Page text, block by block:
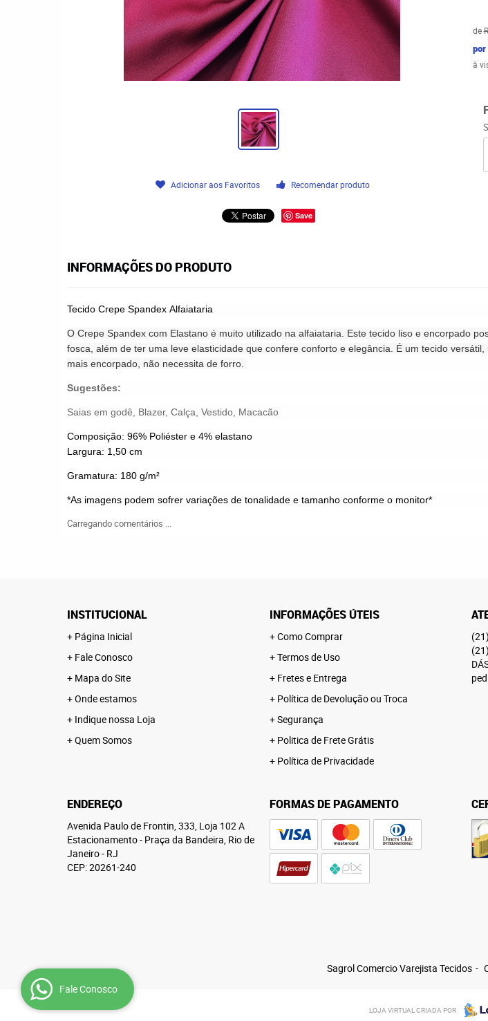
Adicionar aos Favoritos Recomendar produto
Save
de
por
à
INFORMAÇÕES DO PRODUTO
Tecido Crepe Spandex Alfaiataria
O Crepe Spandex com Elastano é muito utilizado na alfaiataria. Este tecido liso e encorpado
fosca, além de ter uma leve elasticidade que confere conforto e elegância. É um tecido
mais encorpado, não necessita de forro.
Sugestões:
Saias em godê, Blazer, Calça, Vestido, Macacão
Composição: 96% Poliéster e 4% elastano
Largura: 1,50 cm
Gramatura: 180 g/m²
*As imagens podem sofrer variações de tonalidade e tamanho conforme o monitor*
Carregando comentários ...
INSTITUCIONAL
Página Inicial
Fale Conosco
Mapa do Site
Onde estamos
Indique nossa Loja
Quem Somos
INFORMAÇÕES ÚTEIS
Como Comprar
Termos de Uso
Fretes e Entrega
Política de Devolução ou Troca
Segurança
Politica de Frete Grátis
Política de Privacidade
(21)
(21)
ENDEREÇO
Avenida Paulo de Frontin, 333, Loja 102 A
Estacionamento- Praça da Bandeira, Rio de
Janeiro- RJ
CEP: 20261-240
FORMAS DE PAGAMENTO
Sagrol Comercio Varejista Tecidos
LOJA VIRTUAL CRIADA POR
Fale Conosco